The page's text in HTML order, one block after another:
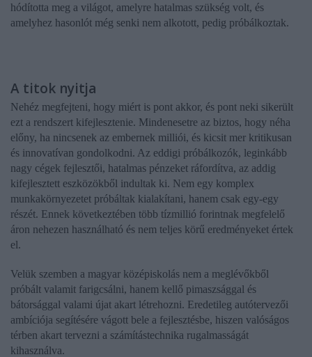
hódította meg a világot, amelyre hatalmas szükség volt, és
amelyhez hasonlót még senki nem alkotott, pedig próbálkoztak.
A titok nyitja
Nehéz megfejteni, hogy miért is pont akkor, és pont neki sikerült
ezt a rendszert kifejlesztenie. Mindenesetre az biztos, hogy néha
előny, ha nincsenek az embernek milliói, és kicsit mer kritikusan
és innovatívan gondolkodni. Az eddigi próbálkozók, leginkább
nagy cégek fejlesztői, hatalmas pénzeket ráfordítva, az addig
kifejlesztett eszközökből indultak ki. Nem egy komplex
munkakörnyezetet próbáltak kialakítani, hanem csak egy-egy
részét. Ennek következtében több tízmillió forintnak megfelelő
áron nehezen használható és nem teljes körű eredményeket értek
el.
Velük szemben a magyar középiskolás nem a meglévőkből
próbált valamit farigcsálni, hanem kellő pimaszsággal és
bátorsággal valami újat akart létrehozni. Eredetileg autótervezői
ambíciója segítésére vágott bele a fejlesztésbe, hiszen valóságos
térben akart tervezni a számítástechnika rugalmasságát
kihasználva.